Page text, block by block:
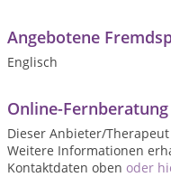
Angebotene
Englisch
Online-Fernberatung
Dieser Anbieter/
Weitere Informationen
Kontaktdaten oben oder